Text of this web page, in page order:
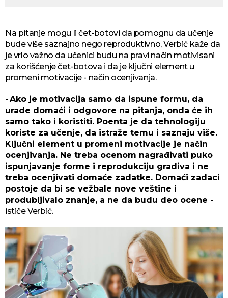
Na pitanje mogu li čet-botovi da pomognu da učenje
bude više saznajno nego reproduktivno, Verbić kaže da
je vrlo važno da učenici budu na pravi način motivisani
za korišćenje čet-botova i da je ključni element u
promeni motivacije - način ocenjivanja.
-Ako je motivacija samo da ispune formu, da
urade domaći i odgovore na pitanja, onda će ih
samo tako i koristiti. Poenta je da tehnologiju
koriste za učenje, da istraže temu i saznaju više.
Ključni element u promeni motivacije je način
ocenjivanja. Ne treba ocenom nagrađivati puko
ispunjavanje forme i reprodukciju gradiva i ne
treba ocenjivati domaće zadatke. Domaći zadaci
postoje da bi se vežbale nove veštine i
produbljivalo znanje, a ne da budu deo ocene -
ističe Verbić.